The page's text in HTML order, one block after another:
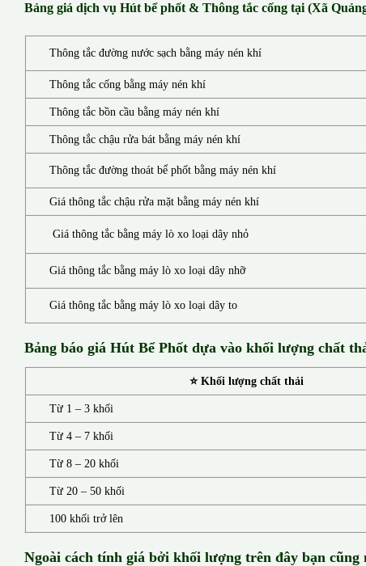
Bảng giá dịch vụ Hút bể phốt & Thông tắc cống tại (Xã
Thông tắc đường nước sạch bằng máy nén khí
Thông tắc cống bằng máy nén khí
Thông tắc bồn cầu bằng máy nén khí
Thông tắc chậu rửa bát bằng máy nén khí
Thông tắc đường thoát bể phốt bằng máy nén khí
Giá thông tắc chậu rửa mặt bằng máy nén khí
Giá thông tắc bằng máy lò xo loại dây nhỏ
Giá thông tắc bằng máy lò xo loại dây nhỡ
Giá thông tắc bằng máy lò xo loại dây to
Bảng báo giá Hút Bể Phốt dựa vào khối lượng chất
⭐ Khối lượng chất thải
Từ 1 – 3 khối
Từ 4 – 7 khối
Từ 8 – 20 khối
Từ 20 – 50 khối
100 khối trở lên
Ngoài cách tính giá bởi khối lượng trên đây bạn